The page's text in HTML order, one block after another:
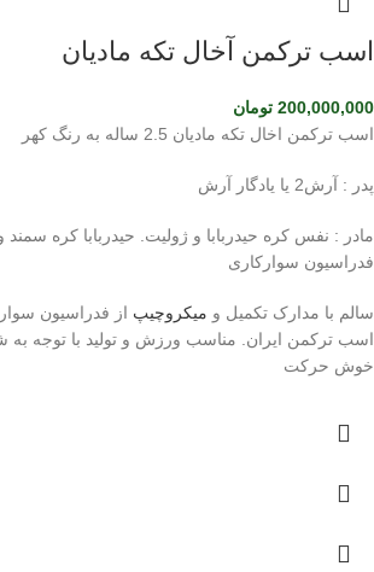
اسب ترکمن آخال تکه مادیان
200,000,000 تومان
اسب ترکمن اخال تکه مادیان 2.5 ساله به رنگ کهر
پدر : آرش2 یا یادگار آرش
مادر : نفس کره حیدربابا و ژولیت. حیدربابا کره
فدراسیون سوارکاری
سالم با مدارک تکمیل و میکروچیپ از فدراسیون
اسب ترکمن ایران. مناسب ورزش و تولید با توجه به
خوش حرکت